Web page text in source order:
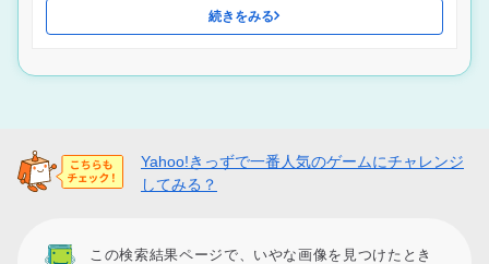
続きをみる
Yahoo!きっずで一番人気のゲームにチャレンジ
してみる？
この検索結果ページで、いやな画像を見つけたとき